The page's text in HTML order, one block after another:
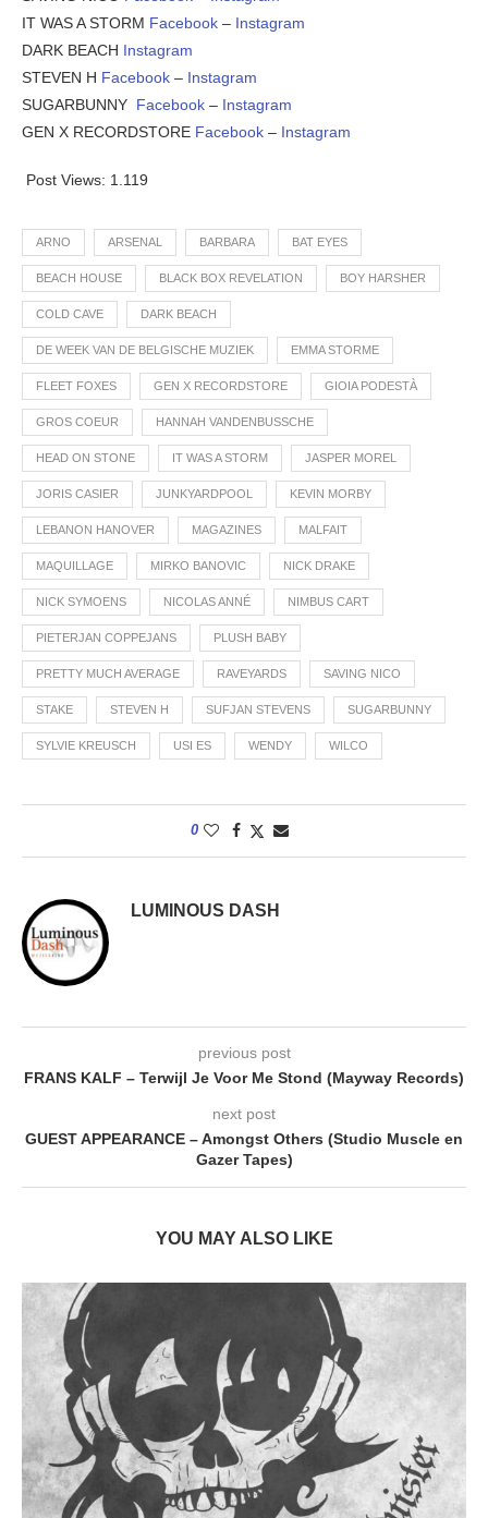
IT WAS A STORM Facebook – Instagram
DARK BEACH Instagram
STEVEN H Facebook – Instagram
SUGARBUNNY Facebook – Instagram
GEN X RECORDSTORE Facebook – Instagram
Post Views: 1.119
ARNO ARSENAL BARBARA BAT EYES
BEACH HOUSE BLACK BOX REVELATION BOY HARSHER
COLD CAVE DARK BEACH
DE WEEK VAN DE BELGISCHE MUZIEK EMMA STORME
FLEET FOXES GEN X RECORDSTORE GIOIA PODESTÀ
GROS COEUR HANNAH VANDENBUSSCHE
HEAD ON STONE IT WAS A STORM JASPER MOREL
JORIS CASIER JUNKYARDPOOL KEVIN MORBY
LEBANON HANOVER MAGAZINES MALFAIT
MAQUILLAGE MIRKO BANOVIC NICK DRAKE
NICK SYMOENS NICOLAS ANNÉ NIMBUS CART
PIETERJAN COPPEJANS PLUSH BABY
PRETTY MUCH AVERAGE RAVEYARDS SAVING NICO
STAKE STEVEN H SUFJAN STEVENS SUGARBUNNY
SYLVIE KREUSCH USI ES WENDY WILCO
0
LUMINOUS DASH
previous post
FRANS KALF – Terwijl Je Voor Me Stond (Mayway Records)
next post
GUEST APPEARANCE – Amongst Others (Studio Muscle en
Gazer Tapes)
YOU MAY ALSO LIKE